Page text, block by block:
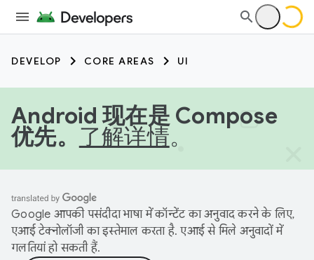
DEVELOP CORE AREAS UI
Android 现在是 Compose
优先。 了解详情。
Google आपकी पसंदीदा भाषा में कॉन्टेंट का अनुवाद करने के लिए,
एआई टेक्नोलॉजी का इस्तेमाल करता है. एआई से मिले अनुवादों में
गलतियां हो सकती हैं.